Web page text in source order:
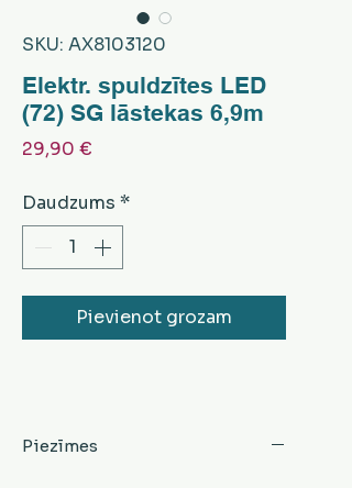
SKU: AX8103120
Elektr. spuldzītes LED
(72) SG lāstekas 6,9m
29,90 €
Daudzums *
Pievienot grozam
Piezīmes